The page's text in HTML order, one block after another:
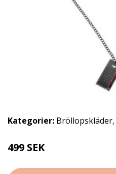
Kategorier: Bröllopskläder,
499 SEK